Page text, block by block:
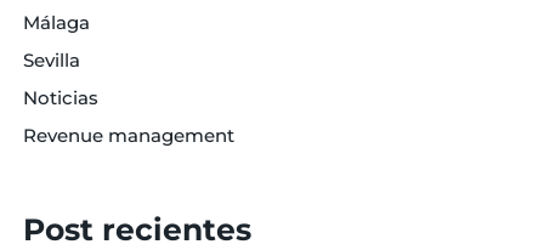
Málaga
Sevilla
Noticias
Revenue management
Post recientes